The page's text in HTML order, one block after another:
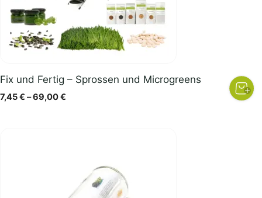
Fix und Fertig – Sprossen und Microgreens
7,45€ –69,00€